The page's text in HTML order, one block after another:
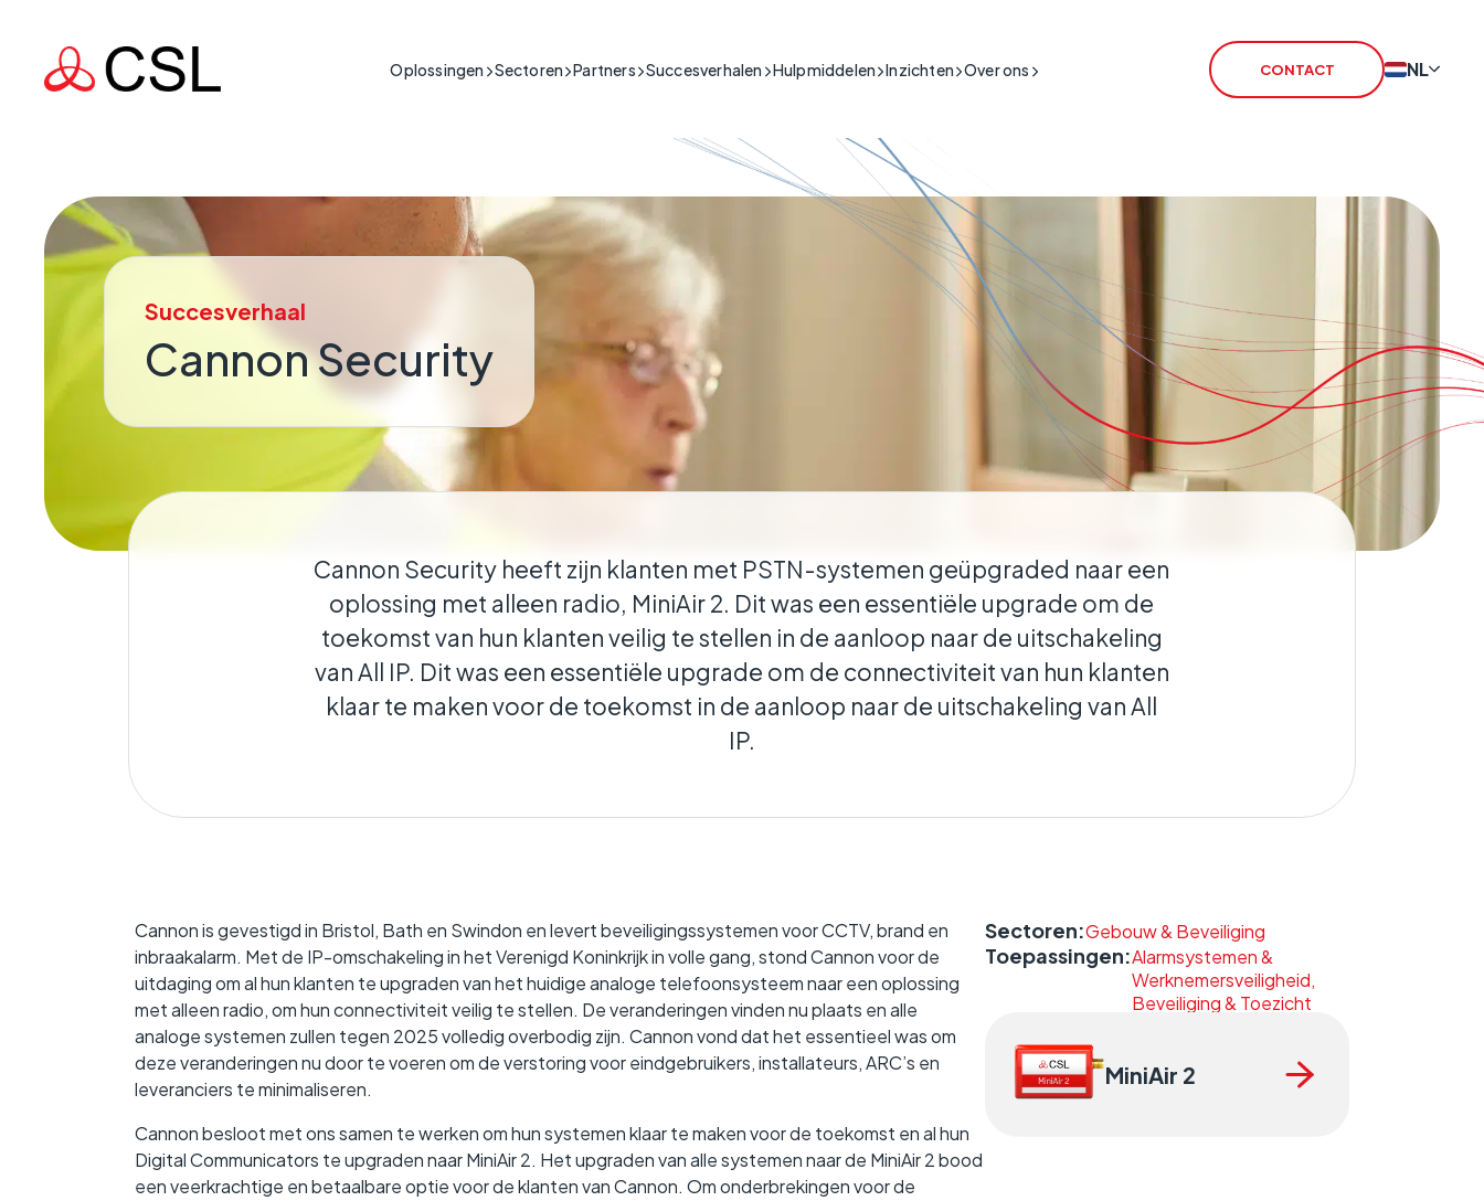
Oplossingen
realtime gegevens essentieel zijn.
Ondersteuning van de essentiële infrastructuur die een
Bedrijfskritisch
Wanneer een gebrek aan verbinding een ernstig
commercieel risico vormt.
in stand, ongeacht waar ze actief zijn.
Brand & Beveiliging
IoT SIM
IoT Routers
rSIM
VoiceLink
CSL Satellite
CSL Broadband
Alarmtransmissie
Sectoren
IoT-connectiviteit voor de bouw- en beveiligingssector.
Netwerkoplossingen en connectiviteitsdiensten voor de publieke sector
Gezondheidszorg & Telezorg
Cyberveilige IoT-oplossingen voor de gezondheidszorg.
Industrie
Betrouwbare IoT voor industriële operaties.
Veerkrachtige IoT voor kritieke nationale infrastructuur.
Detailhandel & Horeca
IoT-connectiviteit voor retail- en horecabedrijven.
Transport & Logistiek
IoT-connectiviteit voor transport en logistiek.
Nutsbedrijven
IoT-connectiviteit voor kritieke infrastructuur.
Partners Succesverhalen Hulpmiddelen
installatievideo's, veelgestelde
vragen en meer.
My Base App 2.0
2G Uitschakeling
ECHO
Inzichten Over ons CONTACT NL
Succesverhaal
Cannon Security
Cannon Security heeft zijn klanten met PSTN-systemen geüpgraded naar een
oplossing met alleen radio, MiniAir 2. Dit was een essentiële upgrade om de
toekomst van hun klanten veilig te stellen in de aanloop naar de uitschakeling
van All IP. Dit was een essentiële upgrade om de connectiviteit van hun klanten
klaar te maken voor de toekomst in de aanloop naar de uitschakeling van All
IP.
Cannon is gevestigd in Bristol, Bath en Swindon en levert beveiligingssystemen voor CCTV, brand en
inbraakalarm. Met de IP-omschakeling in het Verenigd Koninkrijk in volle gang, stond Cannon voor de
uitdaging om al hun klanten te upgraden van het huidige analoge telefoonsysteem naar een oplossing
met alleen radio, om hun connectiviteit veilig te stellen. De veranderingen vinden nu plaats en alle
analoge systemen zullen tegen 2025 volledig overbodig zijn. Cannon vond dat het essentieel was om
deze veranderingen nu door te voeren om de verstoring voor eindgebruikers, installateurs, ARC’s en
leveranciers te minimaliseren.
Cannon besloot met ons samen te werken om hun systemen klaar te maken voor de toekomst en al hun
Digital Communicators te upgraden naar MiniAir 2. Het upgraden van alle systemen naar de MiniAir 2 bood
een veerkrachtige en betaalbare optie voor de klanten van Cannon. Om onderbrekingen voor de
Sectoren:Gebouw & Beveiliging
Toepassingen:Alarmsystemen &
Werknemersveiligheid,
Beveiliging & Toezicht
MiniAir 2